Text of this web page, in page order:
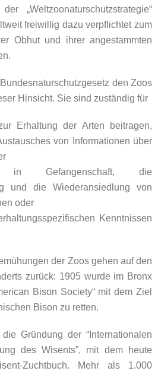
„Weltzoonaturschutzstrategie“
freiwillig dazu verpflichtet zum
Obhut und ihrer angestammten
den Zoos
Hinsicht. Sie sind zuständig für
Erhaltung der Arten beitragen,
von Informationen über
Gefangenschaft, die
und die Wiederansiedlung von
oder
Kenntnissen
der Zoos gehen auf den
zurück: 1905 wurde im Bronx
Bison Society“ mit dem Ziel
Bison zu retten.
Gründung der “Internationalen
des Wisents”, mit dem heute
Zuchtbuch. Mehr als 1.000